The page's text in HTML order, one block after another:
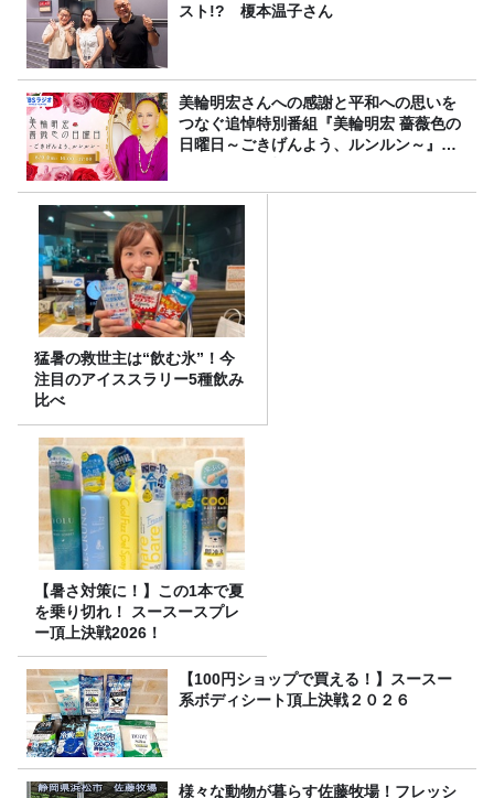
スト!? 榎本温子さん
美輪明宏さんへの感謝と平和への思いを
つなぐ追悼特別番組『美輪明宏 薔薇色の
日曜日～ごきげんよう、ルンルン～』
猛暑の救世主は“飲む氷”！今
注目のアイススラリー5種飲み
比べ
【暑さ対策に！】この1本で夏
を乗り切れ！ スースースプレ
ー頂上決戦2026！
【100円ショップで買える！】スースー
系ボディシート頂上決戦２０２６
様々な動物が暮らす佐藤牧場！フレッシ